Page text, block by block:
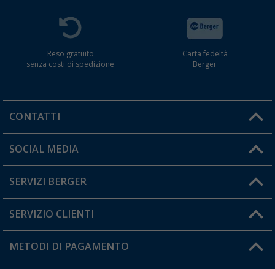
Reso gratuito
senza costi di spedizione
Carta fedeltà
Berger
CONTATTI
Orari di apertura del servizio:
Hai una domanda?
SOCIAL MEDIA
SERVIZI BERGER
Diventare rivenditori
Il mio Account
SERVIZIO CLIENTI
Informazioni sulla spedizione
METODI DI PAGAMENTO